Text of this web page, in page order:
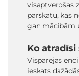
visaptverošas
pārskatu, kas
gan mācībām
Ko
Vispārējās
ieskats